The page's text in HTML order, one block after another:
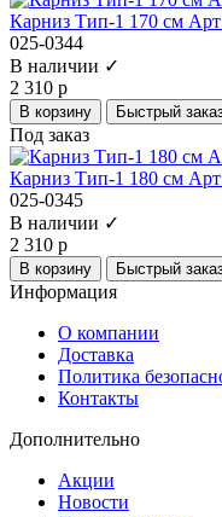
Карниз Тип-1 170 см
025-0344
В наличии ✓
2 310 р
В корзину Быстрый
Под заказ
Карниз Тип-1 180 см
025-0345
В наличии ✓
2 310 р
В корзину Быстрый
Информация
О компании
Доставка
Политика
Контакты
Дополнительно
Акции
Новости